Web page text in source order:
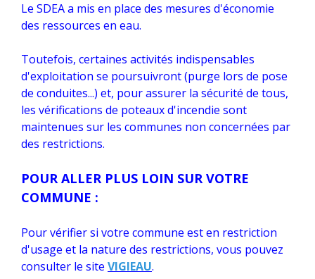
Le SDEA a mis en place des mesures d'économie
des ressources en eau.
Toutefois, certaines activités indispensables
d'exploitation se poursuivront (purge lors de pose
de conduites...) et, pour assurer la sécurité de tous,
les vérifications de poteaux d'incendie sont
maintenues sur les communes non concernées par
des restrictions.
POUR ALLER PLUS LOIN SUR VOTRE
COMMUNE :
Pour vérifier si votre commune est en restriction
d'usage et la nature des restrictions, vous pouvez
consulter le site VIGIEAU.